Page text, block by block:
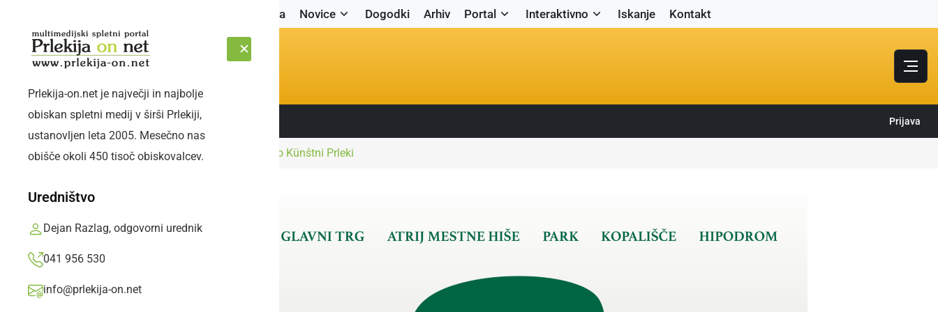
Naslovnica Novice Dogodki Arhiv Portal Interaktivno Iskanje Kontakt
ČETRTEK, 6. AVGUST 2026 Sledite nam: Prijava
Prlekija-on.net je največji in najbolje
obiskan spletni medij v širši Prlekiji,
ustanovljen leta 2005. Mesečno nas
obišče okoli 450 tisoč obiskovalcev.
Uredništvo
Dejan Razlag, odgovorni urednik
041 956 530
info@prlekija-on.net
Naslovnica Kultura in izobraževanje Video Künštni Prleki